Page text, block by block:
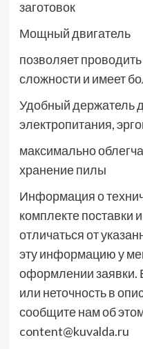
заготовок
Мощный двигатель
позволяет
сложности и имеет
Удобный держатель
электропитания,
максимально
хранение пилы
Информация о
комплекте поставки
отличаться от
эту информацию у
оформлении заявки.
или неточность в
сообщите нам об
content@kuvalda.ru